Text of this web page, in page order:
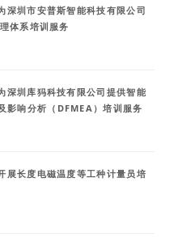
深圳市安普斯智能科技有限公司
体系培训服务
深圳库犸科技有限公司提供智能
影响分析（DFMEA）培训服务
展长度电磁温度等工种计量员培